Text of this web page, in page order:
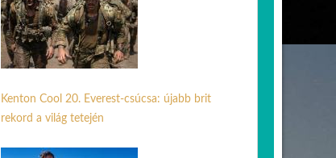
Kenton Cool 20. Everest-csúcsa: újabb brit
rekord a világ tetején